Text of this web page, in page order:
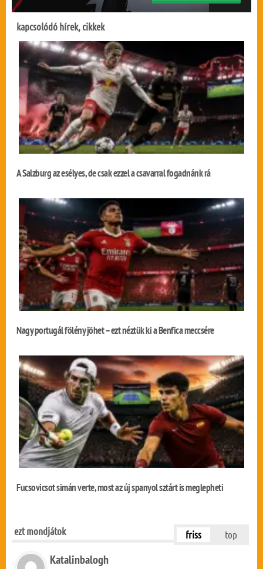
kapcsolódó hírek, cikkek
A Salzburg az esélyes, de csak ezzel a csavarral fogadnánk rá
Nagy portugál fölény jöhet – ezt néztük ki a Benfica meccsére
Fucsovicsot simán verte, most az új spanyol sztárt is meglepheti
ezt mondjátok friss top
Katalinbalogh